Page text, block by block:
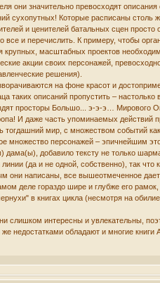
они значительно превосходят
сухопутных! Которые расписаны
и ценителей батальных сцен просто
все и перечислить. К примеру, чтобы
масштабных проектов
акции своих персонажей,
решения).
на фоне красот и
таких описаний пропустить –
просторы Большо... э-э-э…
И даже часть упоминаемых
тогдашний мир, с множеством событий
персонажей – эпичнейшим
дама(ы), добавило тексту не только
(да и не одной, собственно), так
написаны, все вышеотмеченное
деле гораздо шире и глубже его
в книгах цикла (несмотря на
слишком интересны и увлекательны,
недостатками обладают и многие